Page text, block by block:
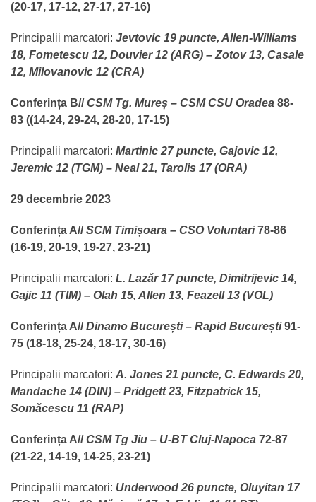
(20-17, 17-12, 27-17, 27-16)
Principalii marcatori: Jevtovic 19 puncte, Allen-Williams
18, Fometescu 12, Douvier 12 (ARG) – Zotov 13, Casale
12, Milovanovic 12 (CRA)
Conferința B//CSM Tg. Mureș – CSM CSU Oradea 88-
83 ((14-24, 29-24, 28-20, 17-15)
Principalii marcatori: Martinic 27 puncte, Gajovic 12,
Jeremic 12 (TGM) – Neal 21, Tarolis 17 (ORA)
29 decembrie 2023
Conferința A// SCM Timișoara – CSO Voluntari78-86
(16-19, 20-19, 19-27, 23-21)
Principalii marcatori: L. Lazăr 17 puncte, Dimitrijevic 14,
Gajic 11 (TIM) – Olah 15, Allen 13, Feazell 13 (VOL)
Conferința A//Dinamo București – Rapid București91-
75 (18-18, 25-24, 18-17, 30-16)
Principalii marcatori: A. Jones 21 puncte, C. Edwards 20,
Mandache 14 (DIN) – Pridgett 23, Fitzpatrick 15,
Somăcescu 11 (RAP)
Conferința A// CSM Tg Jiu – U-BT Cluj-Napoca 72-87
(21-22, 14-19, 14-25, 23-21)
Principalii marcatori: Underwood 26 puncte, Oluyitan 17